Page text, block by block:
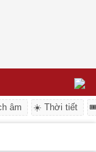
âm ☀️ Thời tiết